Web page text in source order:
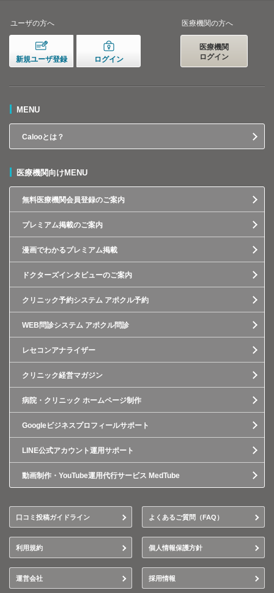
ユーザの方へ
新規ユーザ登録 ログイン
医療機関の方へ
医療機関
ログイン
MENU
Calooとは？
医療機関向けMENU
無料医療機関会員登録のご案内
プレミアム掲載のご案内
漫画でわかるプレミアム掲載
ドクターズインタビューのご案内
クリニック予約システム アポクル予約
WEB問診システム アポクル問診
レセコンアナライザー
クリニック経営マガジン
病院・クリニック ホームページ制作
Googleビジネスプロフィールサポート
LINE公式アカウント運用サポート
動画制作・YouTube運用代行サービス MedTube
口コミ投稿ガイドライン よくあるご質問（FAQ）
利用規約 個人情報保護方針
運営会社 採用情報